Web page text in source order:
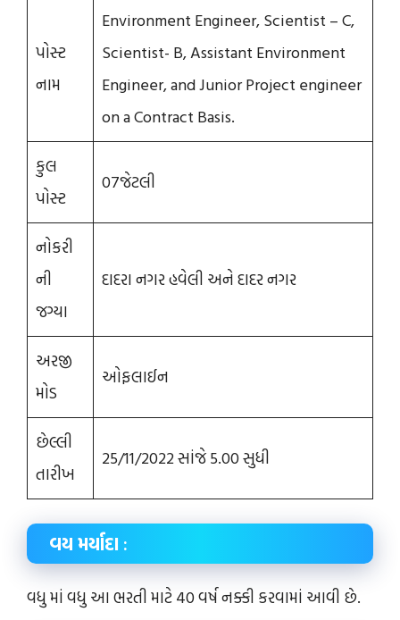
પોસ્ટ
નામ
Environment Engineer, Scientist – C,
Scientist- B, Assistant Environment
Engineer, and Junior Project engineer
on a Contract Basis.
કુલ
પોસ્ટ
07જેટલી
નોકરી
ની
જગ્યા
દાદરા નગર હવેલી અને દાદર નગર
અરજી
મોડ
ઓફલાઈન
છેલ્લી
તારીખ
25/11/2022 સાંજે 5.00 સુધી
વય મર્યાદા :
વધુ માં વધુ આ ભરતી માટે 40 વર્ષ નક્કી કરવામાં આવી છે.